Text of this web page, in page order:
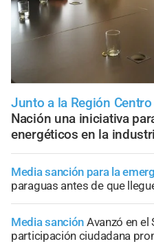
Junto a la Región Centro
Nación una iniciativa
energéticos en la
Media sanción para la
paraguas antes de que
Media sanción Avanzó en el
participación ciudadana